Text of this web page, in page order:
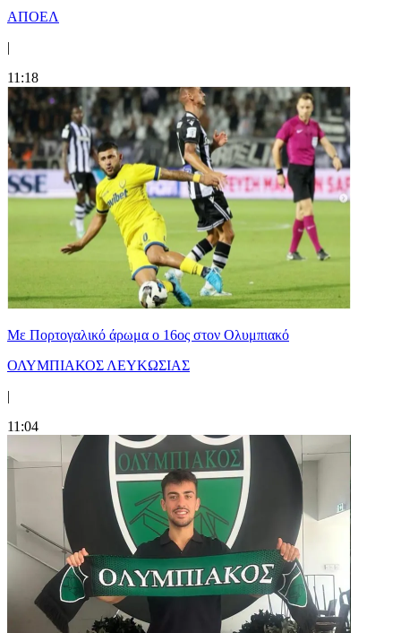
ΑΠΟΕΛ
|
11:18
Με Πορτογαλικό άρωμα ο 16ος στον Ολυμπιακό
ΟΛΥΜΠΙΑΚΟΣ ΛΕΥΚΩΣΙΑΣ
|
11:04